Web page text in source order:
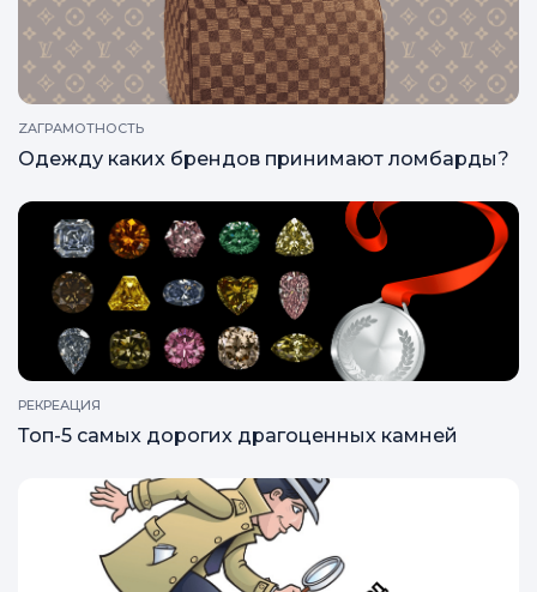
ZAГРАМОТНОСТЬ
Одежду каких брендов принимают ломбарды?
РЕКРЕАЦИЯ
Топ-5 самых дорогих драгоценных камней